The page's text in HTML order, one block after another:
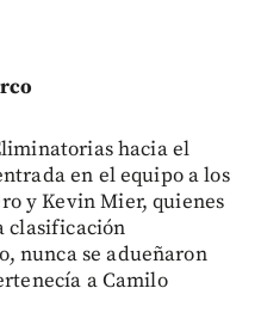
hacia el
en el equipo a los
y Kevin Mier, quienes
clasificación
nunca se adueñaron
a Camilo